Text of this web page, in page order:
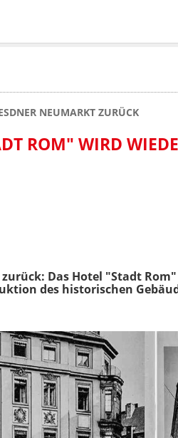
NEUMARKT ZURÜCK
ROM" WIRD
Das Hotel "Stadt
des historischen